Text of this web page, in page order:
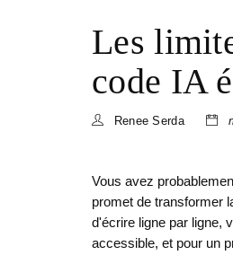
Les
code IA
Renee Serda
Vous avez
promet de transformer
d'écrire ligne par ligne,
accessible, et pour un